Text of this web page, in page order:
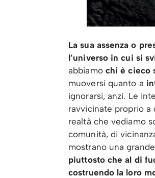
La sua assenza o
l’universo in cui si
abbiamo chi è cieco
muoversi quanto a
ignorarsi, anzi. Le
ravvicinate proprio a
realtà che vediamo
comunità, di
mostrano una
piuttosto che al di
costruendo la loro